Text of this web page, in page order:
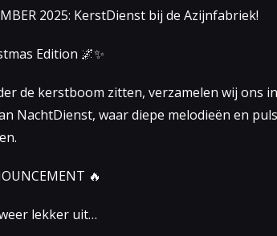
2025: KerstDienst bij de Azijnfabriek!
Edition 🌌✨
de kerstboom zitten, verzamelen wij ons
NachtDienst, waar diepe melodieën en
🔥
lekker uit…